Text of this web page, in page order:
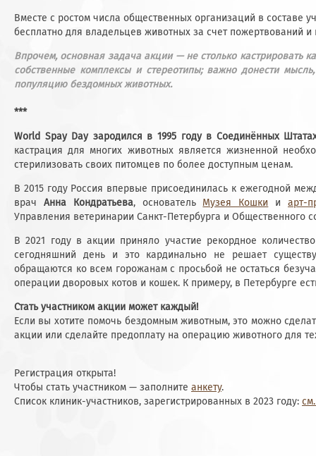
Вместе с ростом числа общественных организаций в составе
бесплатно для владельцев животных за счет пожертвований и
Впрочем, основная задача акции — не столько кастрировать
собственные комплексы и стереотипы; важно донести
популяцию бездомных животных.
***
World Spay Day зародился в 1995 году в Соединённых
кастрация для многих животных является жизненной
стерилизовать своих питомцев по более доступным ценам.
В 2015 году Россия впервые присоединилась к ежегодной
врач Анна Кондратьева, основатель Музея Кошки иарт-
Управления ветеринарии Санкт-Петербурга и
В 2021 году в акции приняло участие рекордное
сегодняшний день и это кардинально не решает
обращаются ко всем горожанам с просьбой не остаться
операции дворовых котов и кошек. К примеру, в Петербурге
Стать участником акции может каждый!
Если вы хотите помочь бездомным животным, это можно
акции или сделайте предоплату на операцию животного для
Регистрация открыта!
Чтобы стать участником — заполните анкету.
Список клиник-участников, зарегистрированных в 2023 году: